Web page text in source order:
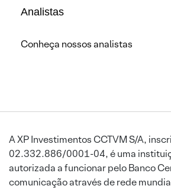
Analistas
Conheça nossos analistas
A XP Investimentos CCTVM S/A,
02.332.886/0001-04, é uma
autorizada a funcionar pelo Banco
comunicação através de rede